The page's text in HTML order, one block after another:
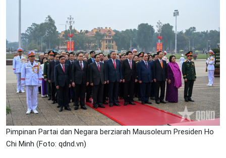
Pimpinan Partai dan Negara berziarah Mausoleum Presiden Ho
Chi Minh (Foto: qdnd.vn)